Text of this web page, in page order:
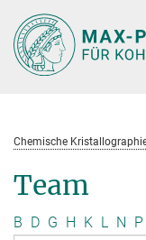
Hauptinhalt
Chemische
Team
B D G H K L N P